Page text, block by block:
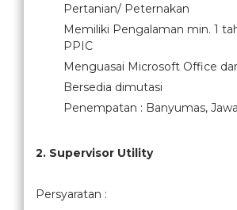
Pertanian/ Peternakan
Memiliki Pengalaman min. 1
PPIC
Menguasai Microsoft Office
Bersedia dimutasi
Penempatan : Banyumas,
2. Supervisor Utility
Persyaratan :